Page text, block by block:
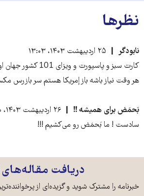
نظرها
نابودگر
۲۵ اردیبهشت ۱۴۰۳، ۱۳:۰۳
کارت سبز و پاسپورت و
هر وقت نیاز باشه باز إمریکا هستم سر بازرس
بَحمَض برای همیشه !!
۲۶ اردیبهشت ۱۴۰۳، ۶:۵۰
سادست ! ما بَحمَض رو می‌کشیم !!!
دریافت مقاله‌های
خبرنامه را مشترک شوید و گزیده‌ای از